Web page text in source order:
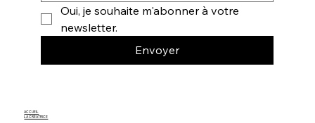
Oui, je souhaite m'abonner à votre
newsletter.
Envoyer
ACCUEIL
LA CRÉATRICE